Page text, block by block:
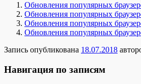
Обновления популярных
Обновления популярных
Обновления популярных
Обновления популярных
Запись опубликована 18.07.2018
Навигация по записям